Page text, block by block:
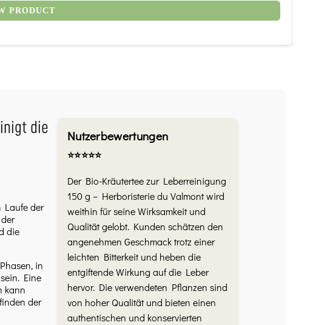
Nutzerbewertungen
⭐️⭐️⭐️⭐️⭐️
Der Bio-Kräutertee zur Leberreinigung
150 g – Herboristerie du Valmont wird
weithin für seine Wirksamkeit und
Qualität gelobt. Kunden schätzen den
angenehmen Geschmack trotz einer
leichten Bitterkeit und heben die
entgiftende Wirkung auf die Leber
hervor. Die verwendeten Pflanzen sind
von hoher Qualität und bieten einen
authentischen und konservierten
die
Laufe der
die
in
Eine
kann
der
PRODUCT